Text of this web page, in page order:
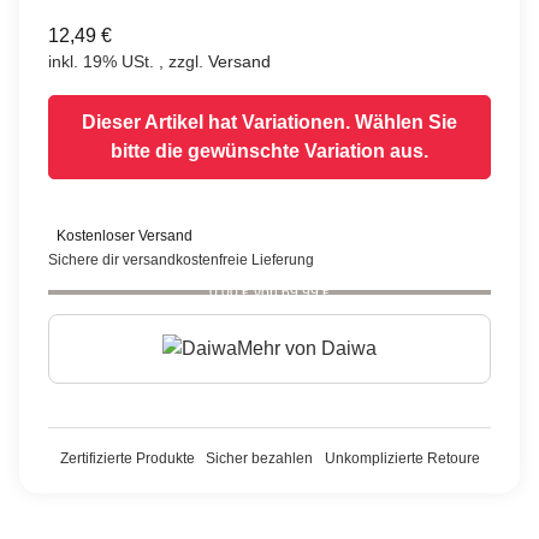
12,49 €
inkl. 19% USt. , zzgl. Versand
Dieser Artikel hat Variationen. Wählen Sie
bitte die gewünschte Variation aus.
Kostenloser Versand
Sichere dir versandkostenfreie Lieferung
0,00 € von 69,99 €
Mehr von Daiwa
Zertifizierte Produkte Sicher bezahlen Unkomplizierte Retoure